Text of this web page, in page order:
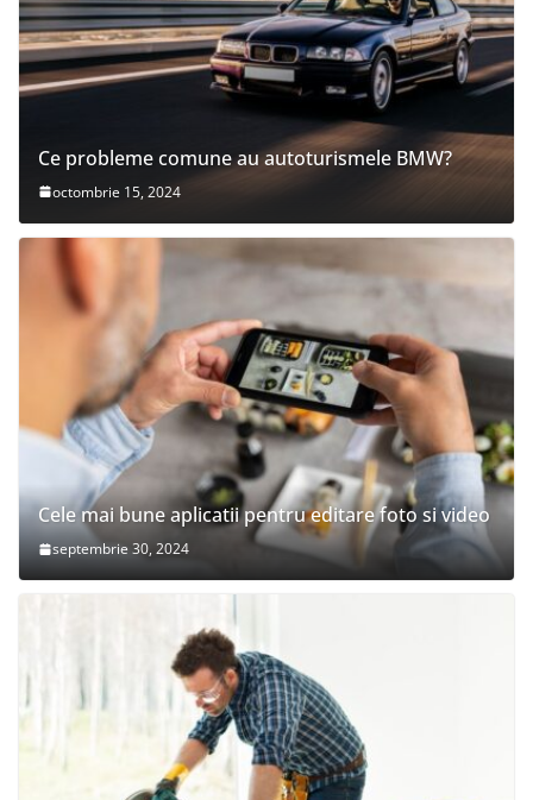
Ce probleme comune au autoturismele BMW?
octombrie 15, 2024
Cele mai bune aplicatii pentru editare foto si video
septembrie 30, 2024